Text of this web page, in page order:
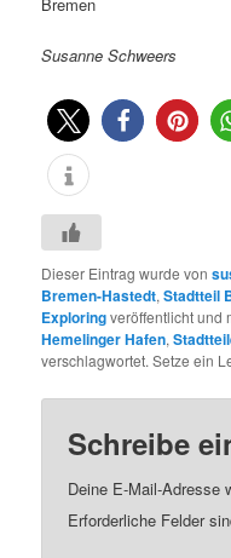
Susanne Schweers
Dieser Eintrag wurde von
Bremen-Hastedt,Stadtteil
Exploringveröffentlicht und
Hemelinger Hafen,
verschlagwortet. Setze ein
Schreibe
Deine E-Mail-Adresse
Erforderliche Felder